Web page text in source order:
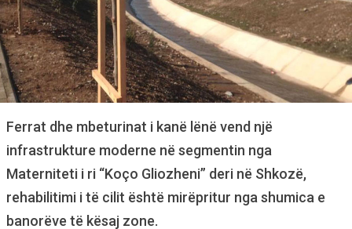
Ferrat dhe mbeturinat i kanë lënë vend një
infrastrukture moderne në segmentin nga
Materniteti i ri “Koço Gliozheni” deri në Shkozë,
rehabilitimi i të cilit është mirëpritur nga shumica e
banorëve të kësaj zone.